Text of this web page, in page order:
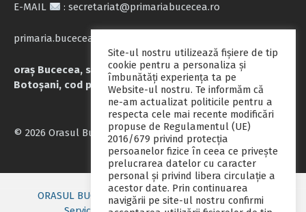
E-MAIL : secretariat@primariabucecea.ro
primaria.bucecea@yahoo.com
oraș Bucecea, str. Calea Națională nr.71, județul
Botoșani, cod poștal 717045
© 2026 Orasul Bucecea
ORASUL BUCECEA Primarie nou
Consiliul local
Site-ul nostru utilizează fişiere de tip
cookie pentru a personaliza și
îmbunătăți experiența ta pe
Website-ul nostru. Te informăm că
ne-am actualizat politicile pentru a
respecta cele mai recente modificări
propuse de Regulamentul (UE)
2016/679 privind protecția
persoanelor fizice în ceea ce privește
prelucrarea datelor cu caracter
personal și privind libera circulație a
acestor date. Prin continuarea
navigării pe site-ul nostru confirmi